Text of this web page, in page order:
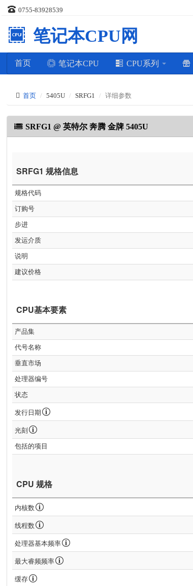
0755-83928539
笔记本CPU网
首页 笔记本CPU CPU系列
首页 5405U SRFG1 详细参数
SRFG1 @ 英特尔 奔腾 金牌 5405U
SRFG1 规格信息
规格代码
订购号
步进
发运介质
说明
建议价格
CPU基本要素
产品集
代号名称
垂直市场
处理器编号
状态
发行日期
光刻
包括的项目
CPU 规格
内核数
线程数
处理器基本频率
最大睿频频率
缓存